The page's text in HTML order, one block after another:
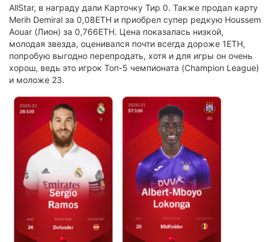
AllStar, в награду дали Карточку Тир 0. Также продал карту
Merih Demiral за 0,08ETH и приобрел супер редкую Houssem
Aouar (Лион) за 0,766ETH. Цена показалась низкой,
молодая звезда, оценивался почти всегда дороже 1ETH,
попробую выгодно перепродать, хотя и для игры он очень
хорош, ведь это игрок Топ-5 чемпионата (Champion League)
и моложе 23.